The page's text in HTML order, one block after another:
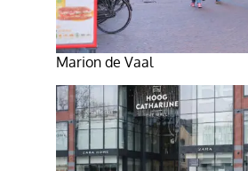
Marion de Vaal